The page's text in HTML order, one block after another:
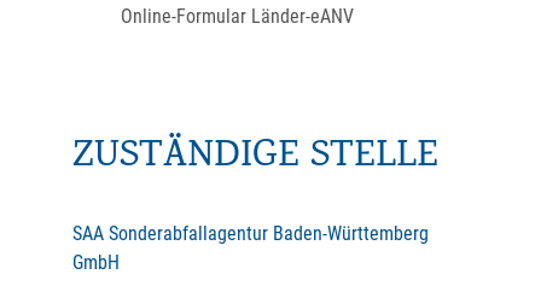
Online-Formular Länder-eANV
ZUSTÄNDIGE STELLE
SAA Sonderabfallagentur Baden-Württemberg
GmbH